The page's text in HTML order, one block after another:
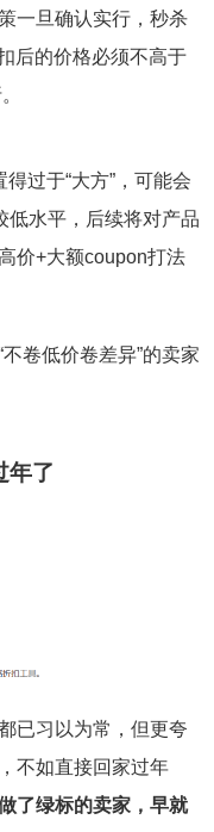
一旦确认实行，秒杀
后的价格必须不高于
过于“大方”，可能会
低水平，后续将对产品
价+大额coupon打法
卷低价卷差异”的卖家
年了
已习以为常，但更夸
不如直接回家过年
了绿标的卖家，早就